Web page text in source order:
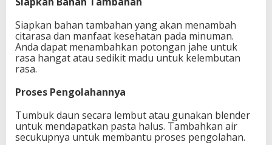
Siapkan bahan tambahan yang akan menambah
citarasa dan manfaat kesehatan pada minuman.
Anda dapat menambahkan potongan jahe untuk
rasa hangat atau sedikit madu untuk kelembutan
rasa.
Proses Pengolahannya
Tumbuk daun secara lembut atau gunakan blender
untuk mendapatkan pasta halus. Tambahkan air
secukupnya untuk membantu proses pengolahan.